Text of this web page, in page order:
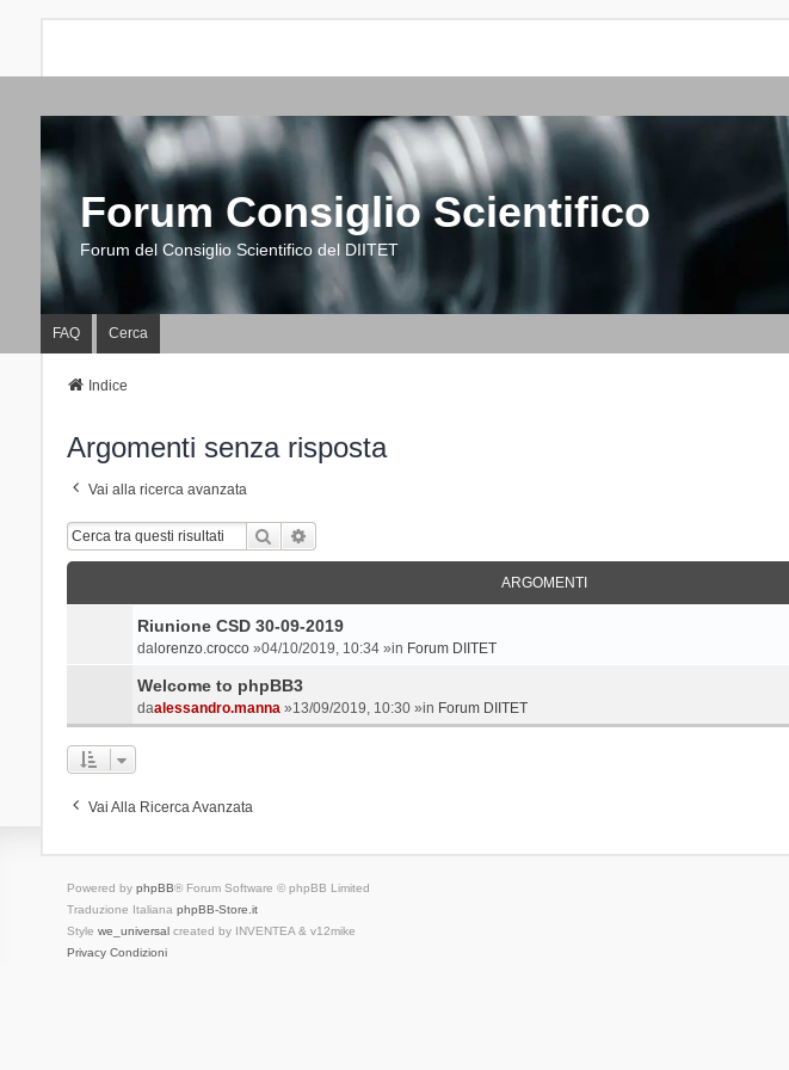
Forum Consiglio Scientifico
Forum del Consiglio Scientifico del DIITET
FAQ Cerca
Indice
Argomenti senza risposta
Vai alla ricerca avanzata
Cerca
ARGOMENTI
Riunione CSD 30-09-2019
dalorenzo.crocco»04/10/2019, 10:34 »in Forum DIITET
Welcome to phpBB3
daalessandro.manna»13/09/2019, 10:30 »in Forum DIITET
Vai Alla Ricerca Avanzata
Powered by phpBB® Forum Software © phpBB Limited
Traduzione Italiana phpBB-Store.it
Style we_universalcreated by INVENTEA & v12mike
Privacy Condizioni